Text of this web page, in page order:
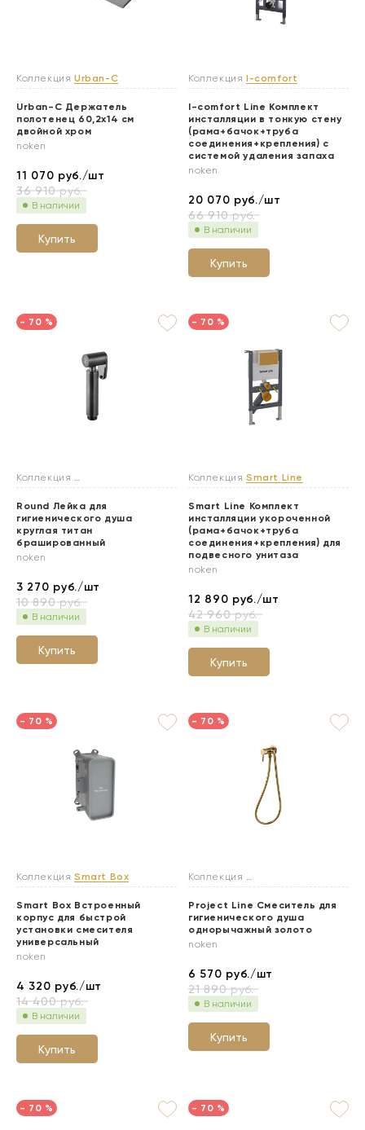
Коллекция Urban-C
Urban-C Держатель
полотенец 60,2х14 см
двойной хром
noken
11 070 руб./шт
36 910руб.
В наличии
Купить
Коллекция I-comfort
I-comfort Line Комплект
инсталляции в тонкую стену
(рама+бачок+труба
соединения+крепления) с
системой удаления запаха
noken
20 070 руб./шт
66 910руб.
В наличии
Купить
- 70 %
Коллекция
Гигиенические души
Round Лейка для
гигиенического душа
круглая титан
брашированный
noken
3 270 руб./шт
10 890руб.
В наличии
Купить
- 70 %
Коллекция Smart Line
Smart Line Комплект
инсталляции укороченной
(рама+бачок+труба
соединения+крепления) для
подвесного унитаза
noken
12 890 руб./шт
42 960руб.
В наличии
Купить
- 70 %
Коллекция Smart Box
Smart Box Встроенный
корпус для быстрой
установки смесителя
универсальный
noken
4 320 руб./шт
14 400руб.
В наличии
Купить
- 70 %
Коллекция
Гигиенические души
Project Line Смеситель для
гигиенического душа
однорычажный золото
noken
6 570 руб./шт
21 890руб.
В наличии
Купить
- 70 % - 70 %